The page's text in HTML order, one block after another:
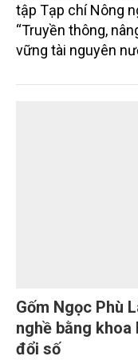
tập Tạp chí Nông
“Truyền thông,
vững tài nguyên
trường phối hợp
Gốm Ngọc Phù
nghề bằng khoa
đổi số